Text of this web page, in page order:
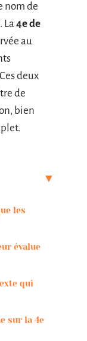
nom de
La 4e de
au
deux
de
bien
les
évalue
qui
sur la 4e